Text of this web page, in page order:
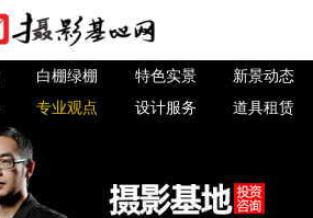
白棚绿棚 特色实景
新景动态
专业观点 设计服务 道具租赁